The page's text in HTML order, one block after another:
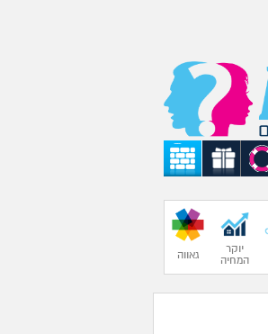
יוקר
המחיה
גאווה